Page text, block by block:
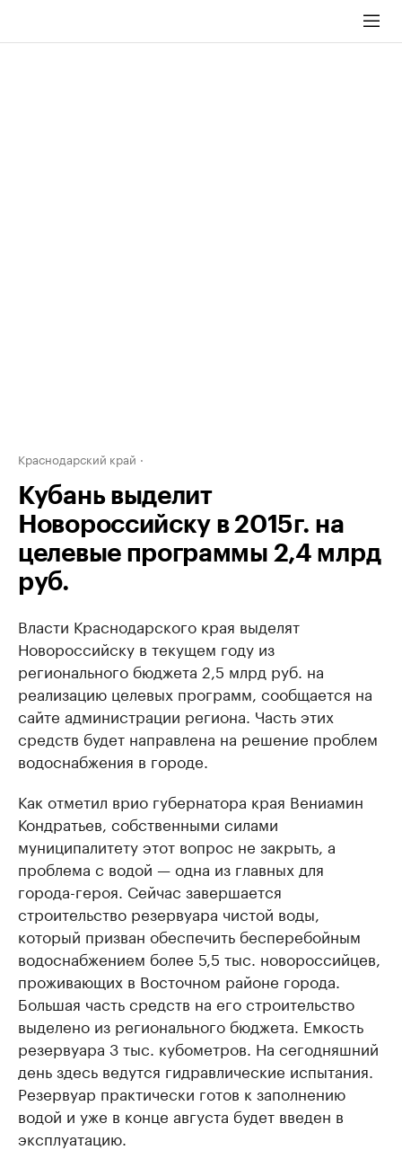
Краснодарский край
Кубань выделит
Новороссийску в 2015г. на
целевые программы 2,4 млрд
руб.
Власти Краснодарского края выделят
Новороссийску в текущем году из
регионального бюджета 2,5 млрд руб. на
реализацию целевых программ, сообщается на
сайте администрации региона. Часть этих
средств будет направлена на решение проблем
водоснабжения в городе.
Как отметил врио губернатора края Вениамин
Кондратьев, собственными силами
муниципалитету этот вопрос не закрыть, а
проблема с водой — одна из главных для
города-героя. Сейчас завершается
строительство резервуара чистой воды,
который призван обеспечить бесперебойным
водоснабжением более 5,5 тыс. новороссийцев,
проживающих в Восточном районе города.
Большая часть средств на его строительство
выделено из регионального бюджета. Емкость
резервуара 3 тыс. кубометров. На сегодняшний
день здесь ведутся гидравлические испытания.
Резервуар практически готов к заполнению
водой и уже в конце августа будет введен в
эксплуатацию.